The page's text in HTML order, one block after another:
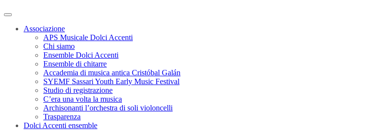
Associazione
APS Musicale Dolci Accenti
Chi siamo
Ensemble Dolci Accenti
Ensemble di chitarre
Accademia di musica antica Cristóbal Galán
SYEMF Sassari Youth Early Music Festival
Studio di registrazione
C’era una volta la musica
Archisonanti l’orchestra di soli violoncelli
Trasparenza
Dolci Accenti ensemble